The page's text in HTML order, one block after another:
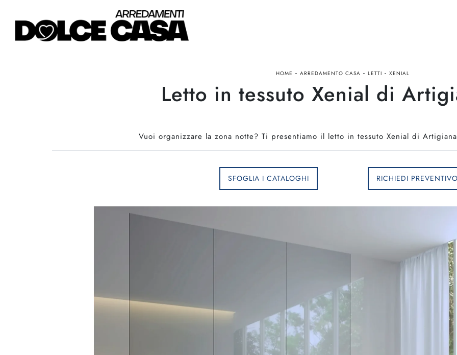
HOME - ARREDAMENTO CASA - LETTI - XENIAL
Letto in tessuto Xenial di
Vuoi organizzare la zona notte? Ti presentiamo il letto in tessuto Xenial di
SFOGLIA I CATALOGHI RICHIEDI